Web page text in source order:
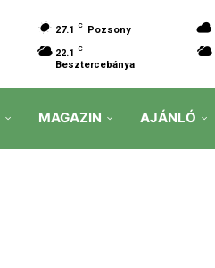
27.1 C Pozsony
22.1 C
Besztercebánya
MAGAZIN AJÁNLÓ